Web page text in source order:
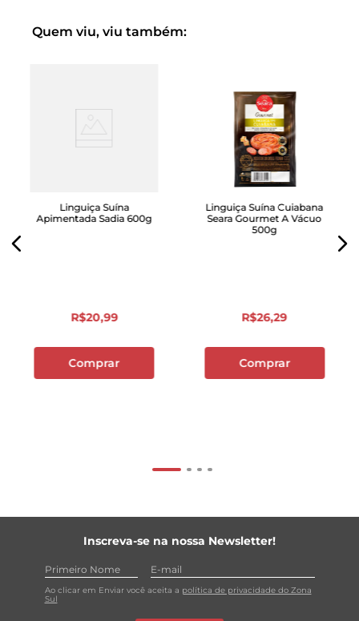
Quem viu, viu também:
Linguiça Suína
Apimentada Sadia 600g
R$20,99
Comprar
Linguiça Suína Cuiabana
Seara Gourmet A Vácuo
500g
R$26,29
Comprar
Inscreva-se na nossa Newsletter!
Ao clicar em Enviar você aceita a política de privacidade do Zona
Sul